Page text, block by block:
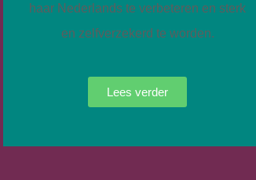
haar Nederlands te verbeteren en sterk
en zelfverzekerd te worden.
Lees verder